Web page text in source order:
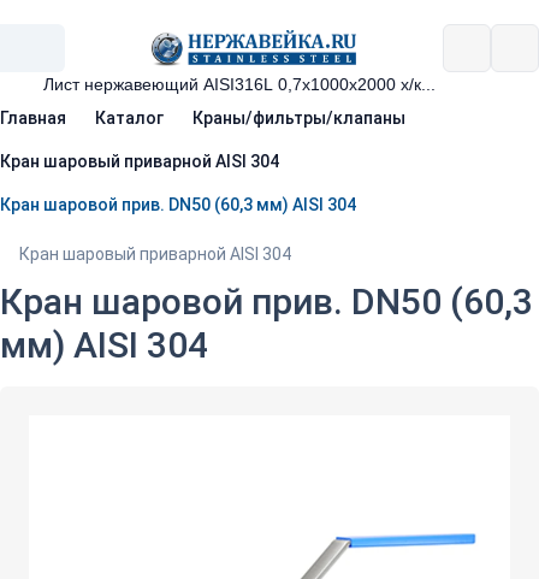
Главная Каталог Краны/фильтры/клапаны
Кран шаровый приварной AISI 304
Кран шаровой прив. DN50 (60,3 мм) AISI 304
Кран шаровый приварной AISI 304
Кран шаровой прив. DN50 (60,3
мм) AISI 304